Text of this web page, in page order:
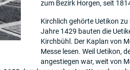
zum Bezirk Horgen, seit
Kirchlich gehörte Uetikon
Jahre 1429 bauten die
Kirchbühl. Der Kaplan von
Messe lesen. Weil Uetikon,
angestiegen war, weit von